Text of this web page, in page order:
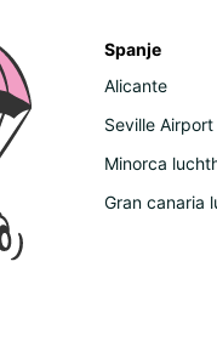
Spanje
Alicante
Seville Airport
Minorca
Gran canaria